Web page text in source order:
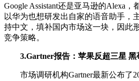
Google Assistant还是亚马逊的Alexa
以华为也想研发出自家的语音助手，
持中文，填补国内市场这一块，因此
竞争策略。
3.Gartner报告：苹果反超三星
市场调研机构Gartner最新公布了